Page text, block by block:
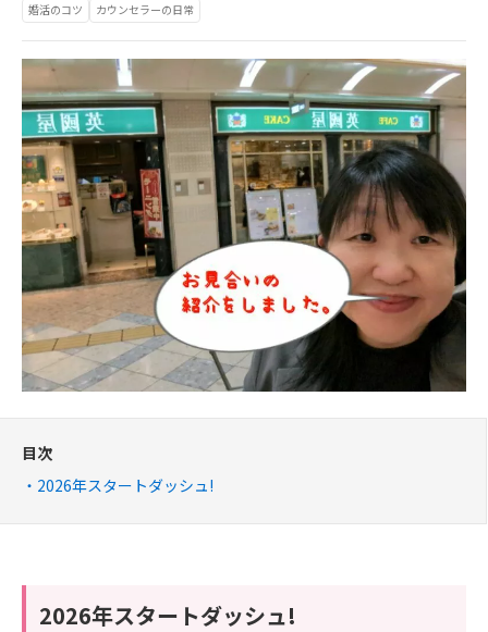
婚活のコツ カウンセラーの日常
目次
2026年スタートダッシュ!
2026年スタートダッシュ!